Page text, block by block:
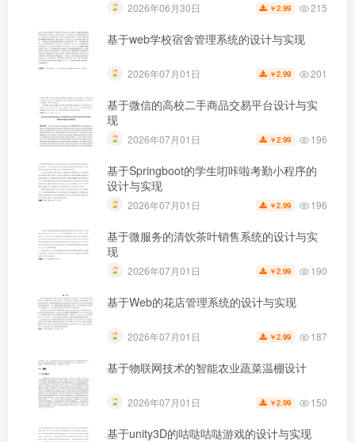
第4页 / 共37页
2026年06月30日 ￥2.99 215
基于web学校宿舍管理系统的设计与实现
2026年07月01日 ￥2.99 201
基于微信的高校二手商品交易平台设计与实
现
2026年07月01日 ￥2.99 196
基于Springboot的学生咑咔啦考勤小程序的
设计与实现
2026年07月01日 ￥2.99 196
基于微服务的清饮茶叶销售系统的设计与实
现
2026年07月01日 ￥2.99 190
基于Web的花店管理系统的设计与实现
2026年07月01日 ￥2.99 187
基于物联网技术的智能农业蔬菜温棚设计
2026年07月01日 ￥2.99 150
基于unity3D的咕哒咕哒游戏的设计与实现